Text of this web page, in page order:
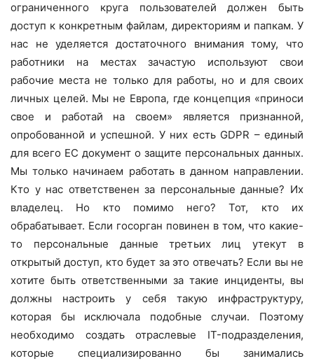
ограниченного круга пользователей должен быть
доступ к конкретным файлам, директориям и папкам. У
нас не уделяется достаточного внимания тому, что
работники на местах зачастую используют свои
рабочие места не только для работы, но и для своих
личных целей. Мы не Европа, где концепция «приноси
свое и работай на своем» является признанной,
опробованной и успешной. У них есть GDPR – единый
для всего ЕС документ о защите персональных данных.
Мы только начинаем работать в данном направлении.
Кто у нас ответственен за персональные данные? Их
владелец. Но кто помимо него? Тот, кто их
обрабатывает. Если госорган повинен в том, что какие-
то персональные данные третьих лиц утекут в
открытый доступ, кто будет за это отвечать? Если вы не
хотите быть ответственными за такие инциденты, вы
должны настроить у себя такую инфраструктуру,
которая бы исключала подобные случаи. Поэтому
необходимо создать отраслевые IT-подразделения,
которые специализированно бы занимались